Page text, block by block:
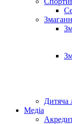
Дитяча
Медіа